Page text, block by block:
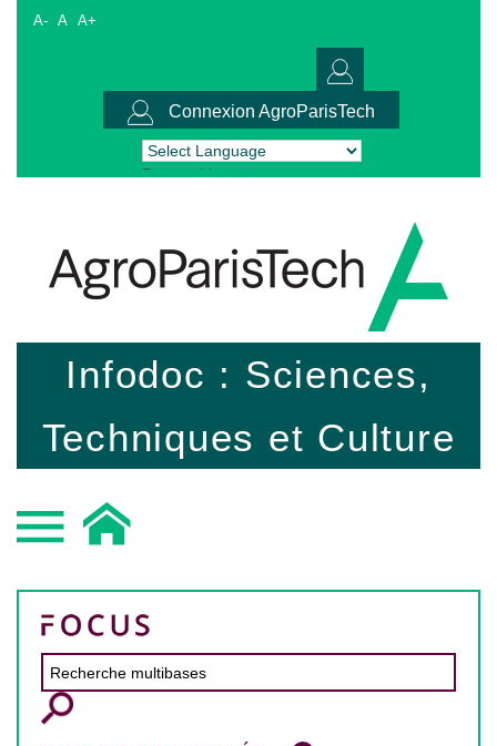
A- A A+
Connexion AgroParisTech
Powered by Translate
Infodoc : Sciences,
Techniques et Culture